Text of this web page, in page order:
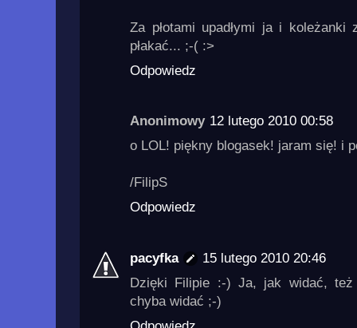
Za płotami upadłymi ja i koleżanki
płakać... ;-( :>
Odpowiedz
Anonimowy 12 lutego 2010 00:58
o LOL! piękny blogasek! jaram się! i
/FilipS
Odpowiedz
pacyfka
15 lutego 2010 20:46
Dzięki Filipie :-) Ja, jak widać, też
chyba widać ;-)